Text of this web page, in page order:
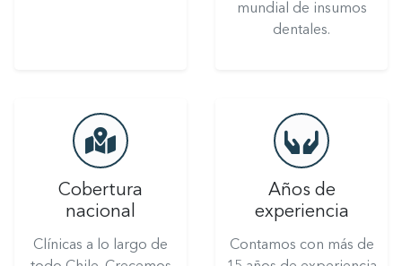
mundial de insumos
dentales.
Cobertura
nacional
Clínicas a lo largo de
Años de
experiencia
Contamos con más de